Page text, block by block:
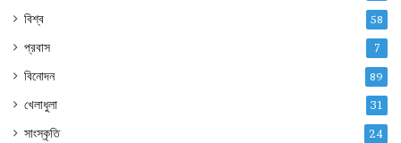
বিশ্ব 58
প্রবাস 7
বিনোদন 89
খেলাধুলা 31
সাংস্কৃতি 24